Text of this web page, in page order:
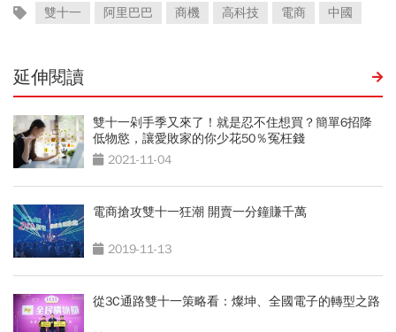
雙十一 阿里巴巴 商機 高科技 電商 中國
延伸閱讀
雙十一剁手季又來了！就是忍不住想買？簡單6招降
低物慾，讓愛敗家的你少花50％冤枉錢
2021-11-04
電商搶攻雙十一狂潮 開賣一分鐘賺千萬
2019-11-13
從3C通路雙十一策略看：燦坤、全國電子的轉型之路